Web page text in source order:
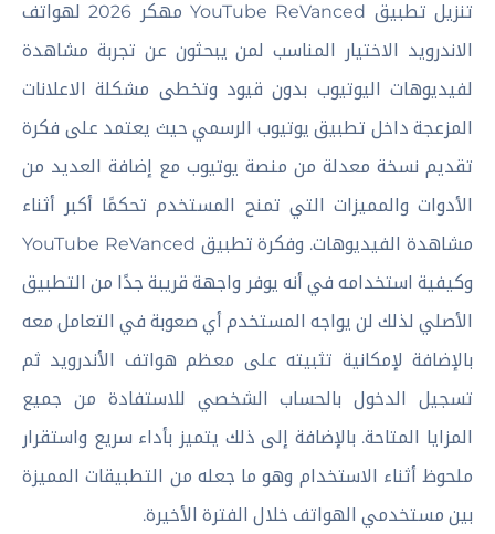
تنزيل تطبيق YouTube ReVanced مهكر 2026 لهواتف
الاندرويد الاختيار المناسب لمن يبحثون عن تجربة مشاهدة
لفيديوهات اليوتيوب بدون قيود وتخطى مشكلة الاعلانات
المزعجة داخل تطبيق يوتيوب الرسمي حيث يعتمد على فكرة
تقديم نسخة معدلة من منصة يوتيوب مع إضافة العديد من
الأدوات والمميزات التي تمنح المستخدم تحكمًا أكبر أثناء
مشاهدة الفيديوهات. وفكرة تطبيق YouTube ReVanced
وكيفية استخدامه في أنه يوفر واجهة قريبة جدًا من التطبيق
الأصلي لذلك لن يواجه المستخدم أي صعوبة في التعامل معه
بالإضافة لإمكانية تثبيته على معظم هواتف الأندرويد ثم
تسجيل الدخول بالحساب الشخصي للاستفادة من جميع
المزايا المتاحة. بالإضافة إلى ذلك يتميز بأداء سريع واستقرار
ملحوظ أثناء الاستخدام وهو ما جعله من التطبيقات المميزة
بين مستخدمي الهواتف خلال الفترة الأخيرة.